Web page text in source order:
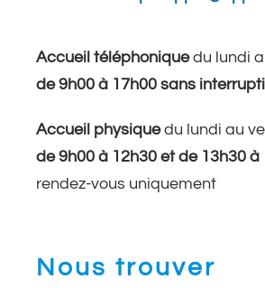
Accueil téléphoniquedu lundi
de 9h00 à 17h00 sans
Accueil physiquedu lundi au
de 9h00 à 12h30 et de 13h30 à
rendez-vous uniquement
Nous trouver